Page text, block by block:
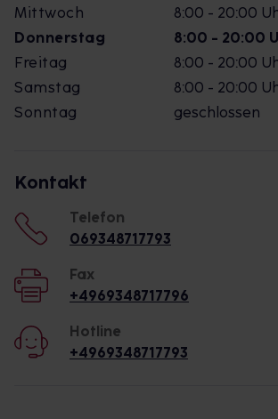
Mittwoch
8:00 - 20:00
Donnerstag
8:00 - 20:00
Freitag
8:00 - 20:00
Samstag
8:00 - 20:00
Sonntag
geschlossen
Kontakt
Telefon
069348717793
Fax
+4969348717796
Hotline
+4969348717793